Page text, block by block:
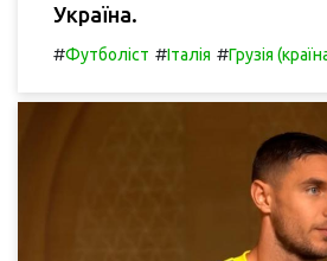
Україна.
#Футболіст #Італія #Грузія